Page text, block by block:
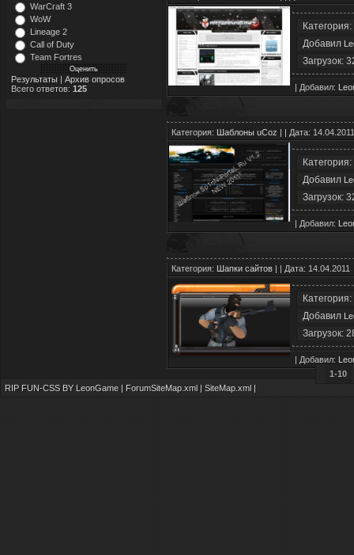
WarCraft 3
WoW
Lineage 2
Call of Duty
Team Fortres
Результаты | Архив опросов
Всего ответов: 125
Категория:
Добавил
Загрузок:
| Добавил:
Категория: Шаблоны uCoz | | Дата: 14.04.2011
Категория:
Добавил
Загрузок:
| Добавил:
Категория: Шапки сайтов | | Дата: 14.04.2011
Категория:
Добавил
Загрузок:
| Добавил:
1-10
RIP FUN-CSS BY LeonGame | ForumSiteMap.xml | SiteMap.xml |